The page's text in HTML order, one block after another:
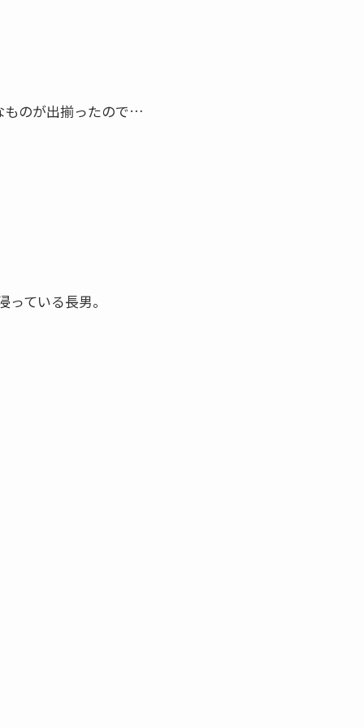
ものが出揃ったので…
ている長男。